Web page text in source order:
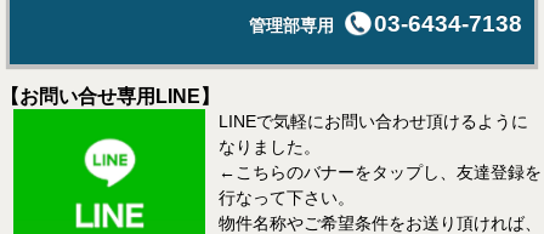
管理部専用 03-6434-7138
【お問い合せ専用LINE】
LINEで気軽にお問い合わせ頂けるように
なりました。
←こちらのバナーをタップし、友達登録を
行なって下さい。
物件名称やご希望条件をお送り頂ければ、